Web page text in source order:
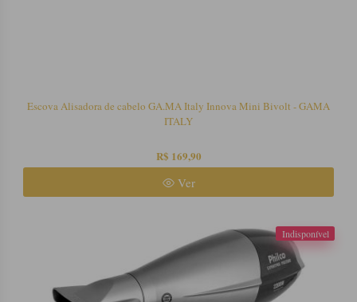
Escova Alisadora de cabelo GA.MA Italy Innova Mini Bivolt - GAMA
ITALY
R$ 169,90
Ver
Indisponível